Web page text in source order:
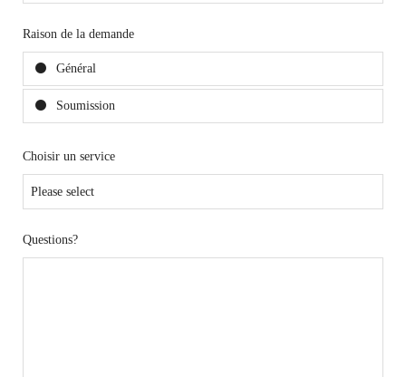
Raison de la demande
Général
Soumission
Choisir un service
Questions?